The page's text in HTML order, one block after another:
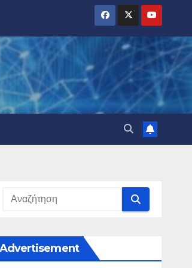
Advertisement